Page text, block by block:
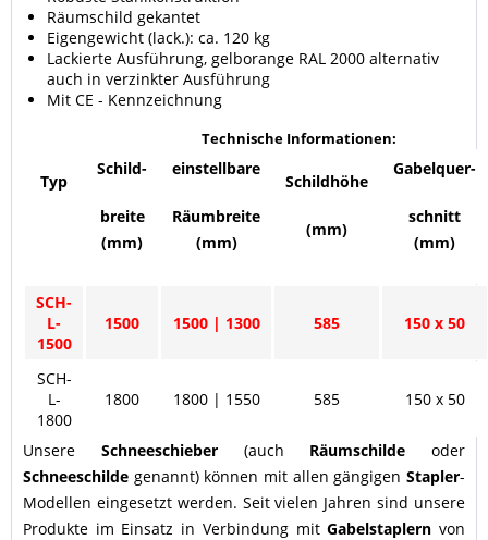
Räumschild gekantet
Eigengewicht (lack.): ca. 120 kg
Lackierte Ausführung, gelborange RAL 2000 alternativ
auch in verzinkter Ausführung
Mit CE - Kennzeichnung
Technische Informationen:
Typ
Schild-
breite
(mm)
einstellbare
Räumbreite
(mm)
Schildhöhe
(mm)
Gabelquer-
schnitt
(mm)
SCH-
L-
1500
1500 1500 | 1300 585 150 x 50
SCH-
L-
1800
1800 1800 | 1550 585 150 x 50
Unsere Schneeschieber (auch Räumschilde oder
Schneeschilde genannt) können mit allen gängigenStapler-
Modellen eingesetzt werden. Seit vielen Jahren sind unsere
Produkte im Einsatz in Verbindung mitGabelstaplernvon